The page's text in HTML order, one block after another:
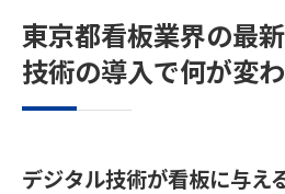
地域特性に応じたカス
インタラクティブデジタル
される理由
東京都看板業界の最
技術の導入で何が変
デジタル技術が看板に与え